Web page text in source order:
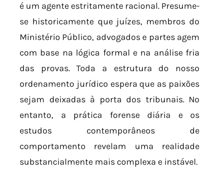
é um agente estritamente racional. Presume-
se historicamente que juízes, membros do
Ministério Público, advogados e partes agem
com base na lógica formal e na análise fria
das provas. Toda a estrutura do nosso
ordenamento jurídico espera que as paixões
sejam deixadas à porta dos tribunais. No
entanto, a prática forense diária e os
estudos contemporâneos de
comportamento revelam uma realidade
substancialmente mais complexa e instável.